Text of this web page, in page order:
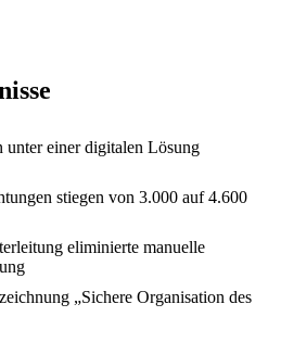
einer digitalen Lösung
stiegen von 3.000 auf 4.600
eliminierte manuelle
„Sichere Organisation des